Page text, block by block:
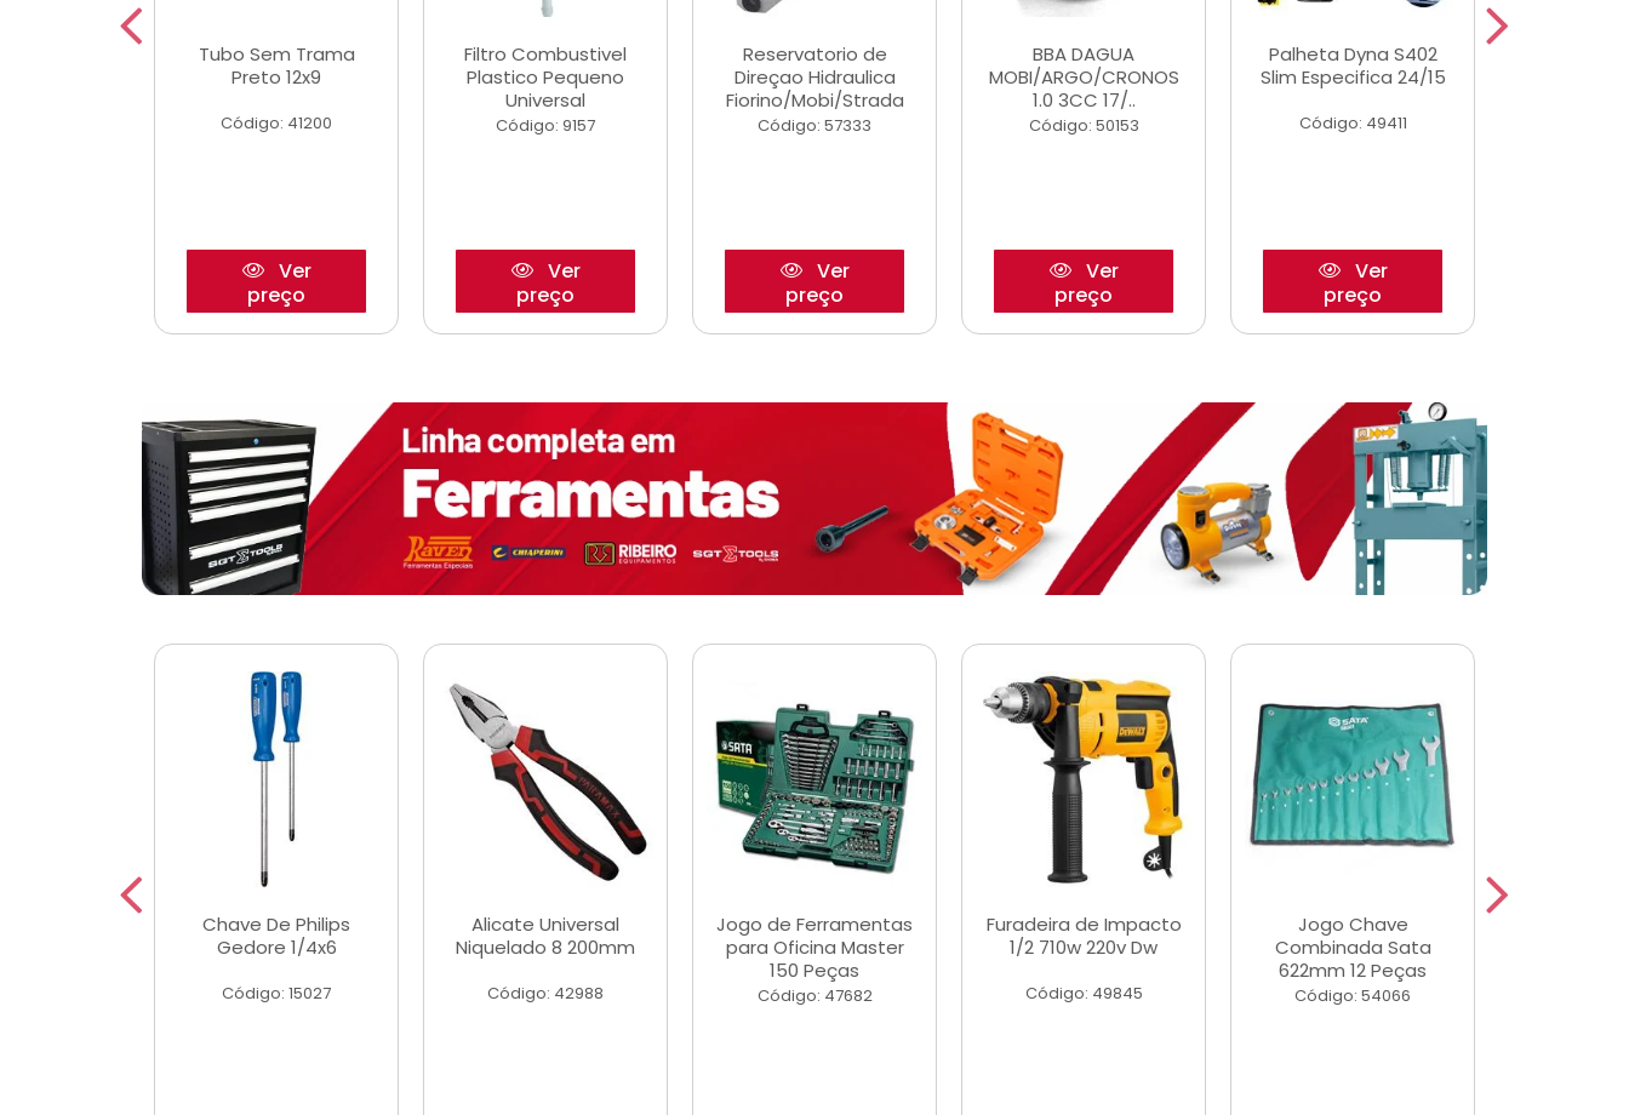
Tubo Sem Trama
Preto 12x9
Código: 41200
Ver
preço
Filtro Combustivel
Plastico Pequeno
Universal
Código: 9157
Ver
preço
Reservatorio de
Direçao Hidraulica
Fiorino/Mobi/Strada
Código: 57333
Ver
preço
BBA DAGUA
MOBI/ARGO/CRONOS
1.0 3CC 17/..
Código: 50153
Ver
preço
Palheta Dyna S402
Slim Especifica 24/15
Código: 49411
Ver
preço
Chave De Philips
Gedore 1/4x6
Código: 15027
Alicate Universal
Niquelado 8 200mm
Código: 42988
Jogo de Ferramentas
para Oficina Master
150 Peças
Código: 47682
Furadeira de Impacto
1/2 710w 220v Dw
Código: 49845
Jogo Chave
Combinada Sata
622mm 12 Peças
Código: 54066